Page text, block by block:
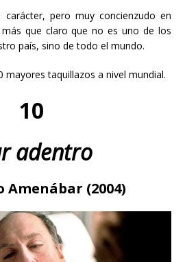
pero muy concienzudo en
que claro que no es uno de los
país, sino de todo el mundo.
mayores taquillazos a nivel mundial.
10
adentro
(2004)